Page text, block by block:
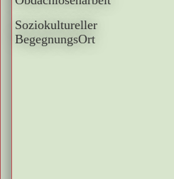
Soziokultureller
BegegnungsOrt